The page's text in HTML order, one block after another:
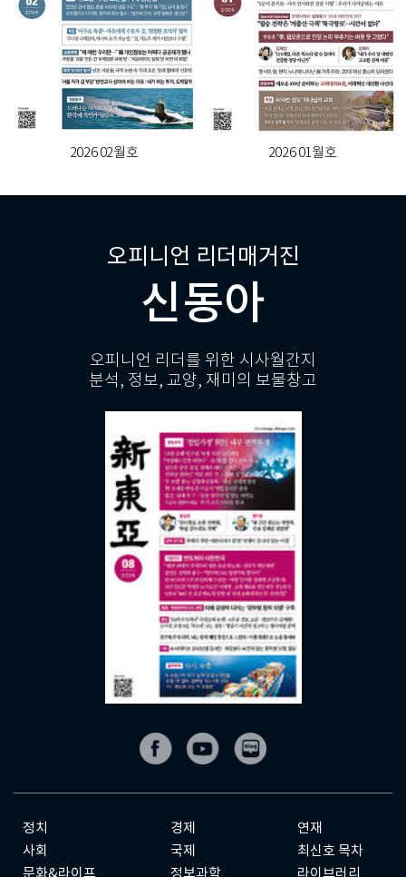
2026 02월호 2026 01월호
오피니언 리더매거진
신동아
오피니언 리더를 위한 시사월간지
분석, 정보, 교양, 재미의 보물창고
정치 경제
연재
사회
국제
최신호 목차
문화&라이프
정보과학 라이브러리